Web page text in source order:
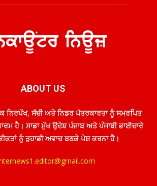
ABOUT US
ਨਿਰਪੱਖ, ਸੱਚੀ ਅਤੇ ਨਿਡਰ ਪੱਤਰਕਾਰਤਾ ਨੂੰ ਸਮਰਪਿਤ
ਹੈ। ਸਾਡਾ ਮੁੱਖ ਉਦੇਸ਼ ਪੰਜਾਬ ਅਤੇ ਪੰਜਾਬੀ ਭਾਈਚਾਰੇ
ਨੂੰ ਤੁਹਾਡੀ ਅਵਾਜ਼ ਬਣਕੇ ਪੇਸ਼ ਕਰਨਾ ਹੈ।